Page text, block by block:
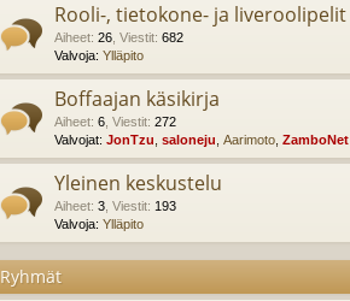
Rooli-, tietokone- ja liveroolipelit
Aiheet: 26 Viestit: 682
Valvoja: Ylläpito
Boffaajan käsikirja
Aiheet: 6 Viestit: 272
Valvojat: JonTzu saloneju Aarimoto ZamboNet
Yleinen keskustelu
Aiheet: 3 Viestit: 193
Valvoja: Ylläpito
Ryhmät